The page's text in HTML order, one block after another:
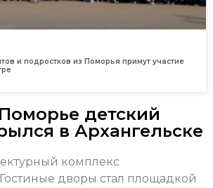
и подростков из Поморья примут участие
детский
в Архангельске
комплекс
дворы стал площадкой